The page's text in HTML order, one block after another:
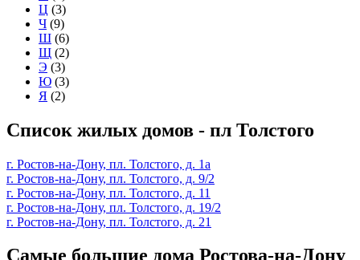
Ц (3)
Ч (9)
Ш (6)
Щ (2)
Э (3)
Ю (3)
Я (2)
Список жилых домов - пл Толстого
г. Ростов-на-Дону, пл. Толстого, д. 1а
г. Ростов-на-Дону, пл. Толстого, д. 9/2
г. Ростов-на-Дону, пл. Толстого, д. 11
г. Ростов-на-Дону, пл. Толстого, д. 19/2
г. Ростов-на-Дону, пл. Толстого, д. 21
Самые большие дома Ростова-на-Дону